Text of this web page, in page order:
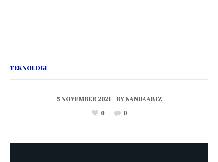
TEKNOLOGI
5 NOVEMBER 2021 BYNANDAABIZ
0
0